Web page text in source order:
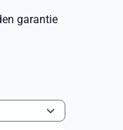
garantie